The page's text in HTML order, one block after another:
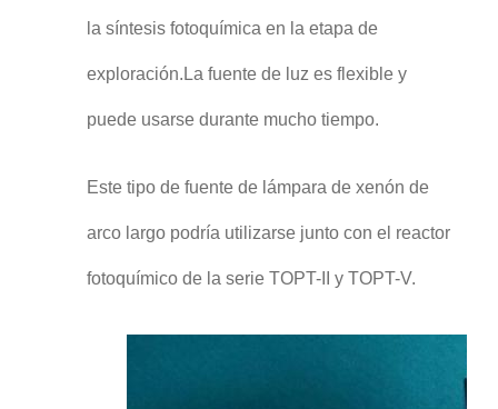
la síntesis fotoquímica en la etapa de
exploración.La fuente de luz es flexible y
puede usarse durante mucho tiempo.
Este tipo de fuente de lámpara de xenón de
arco largo podría utilizarse junto con el reactor
fotoquímico de la serie TOPT-II y TOPT-V.